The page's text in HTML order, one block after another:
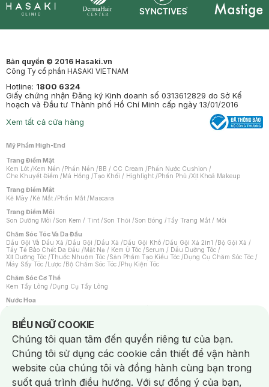
Bản quyền © 2016 Hasaki.vn
Công Ty cổ phần HASAKI VIETNAM
Hotline: 1800 6324
Giấy chứng nhận Đăng ký Kinh doanh số 0313612829 do Sở Kế
hoạch và Đầu tư Thành phố Hồ Chí Minh cấp ngày 13/01/2016
Xem tất cả cửa hàng
Mỹ Phẩm High-End
Trang Điểm Mặt
Kem Lót /Kem Nền /Phấn Nền /BB / CC Cream /Phấn Nước Cushion /
Che Khuyết Điểm /Má Hồng /Tạo Khối / Highlight /Phấn Phủ /Xịt Khoá Makeup
Trang Điểm Mắt
Kẻ Mày /Kẻ Mắt /Phấn Mắt /Mascara
Trang Điểm Môi
Son Dưỡng Môi /Son Kem / Tint /Son Thỏi /Son Bóng /Tẩy Trang Mắt / Môi
Chăm Sóc Tóc Và Da Đầu
Dầu Gội Và Dầu Xả /Dầu Gội /Dầu Xả /Dầu Gội Khô /Dầu Gội Xả 2in1 /Bộ Gội Xả /
Tẩy Tế Bào Chết Da Đầu /Mặt Nạ / Kem Ủ Tóc /Serum / Dầu Dưỡng Tóc /
Xịt Dưỡng Tóc /Thuốc Nhuộm Tóc /Sản Phẩm Tạo Kiểu Tóc /Dụng Cụ Chăm Sóc Tóc /
Máy Sấy Tóc /Lược /Bộ Chăm Sóc Tóc /Phụ Kiện Tóc
Chăm Sóc Cơ Thể
Kem Tẩy Lông /Dụng Cụ Tẩy Lông
Nước Hoa
Nước Hoa Nữ
Chăm Sóc Cá Nhân
Chống Muỗi /Khẩu Trang /Máy Massage/Mặt Nạ Xông Hơi /Nước Rửa Tay/
Sản Phẩm Chăm Sóc Khác /Bàn Chải Đánh Răng /Bàn Chải Điện/
Hỗ Trợ Trắng Răng/Kem Đánh Răng /Máy Tăm Nước/ Nước Súc Miệng/
Tăm / Chỉ Nha Khoa/ Xịt Thơm Miệng / Dung Dịch Vệ Sinh/Dưỡng Vùng Kín/
Khăn Ướt Vệ Sinh Vùng Kín/Băng Vệ Sinh/Tampon/Bọt Cạo Râu /Dao Cạo Râu/
Máy Cạo Râu
BIỂU NGỮ COOKIE
Notice about cookies usage
Chúng tôi quan tâm đến quyền riêng tư của bạn.
Chúng tôi sử dụng các cookie cần thiết để vận hành
website của chúng tôi và đồng hành cùng bạn trong
suốt quá trình điều hướng. Với sự đồng ý của bạn,